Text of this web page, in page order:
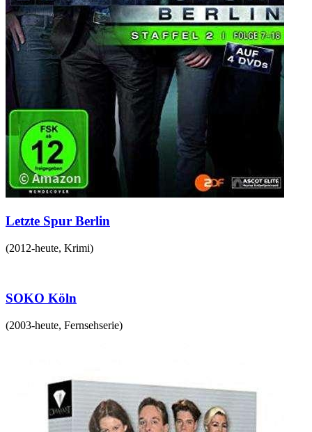
Letzte Spur Berlin
(2012-heute, Krimi)
SOKO Köln
(2003-heute, Fernsehserie)